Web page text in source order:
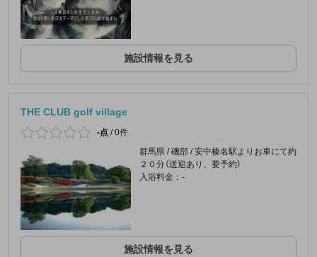
施設情報を見る
THE CLUB golf village
-点 /0件
群馬県 / 磯部 / 安中榛名駅よりお車にて約
２０分（送迎あり、要予約）
入浴料金：-
施設情報を見る